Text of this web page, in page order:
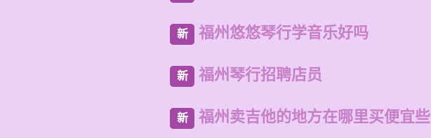
新 福州悠悠琴行学音乐好吗
新 福州琴行招聘店员
新 福州卖吉他的地方在哪里买便宜些